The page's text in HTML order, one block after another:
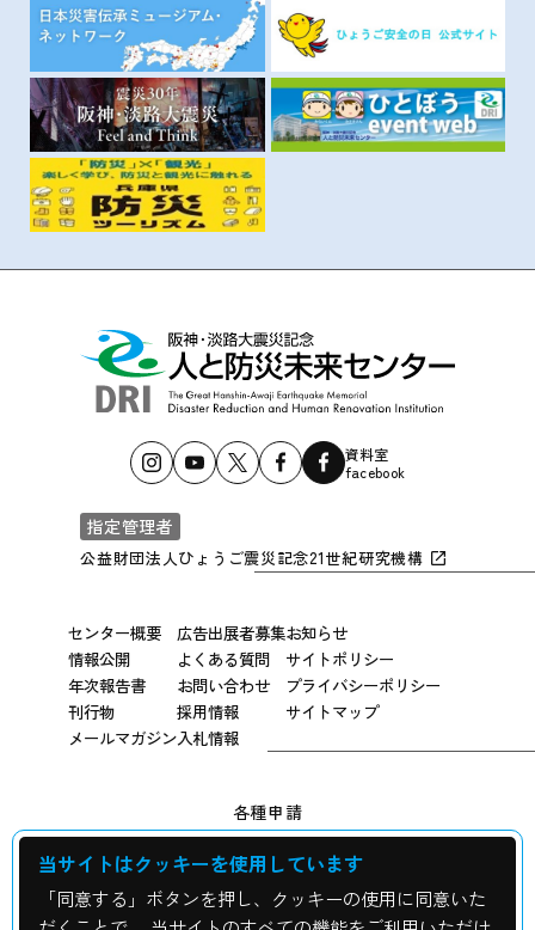
資料室
facebook
指定管理者
公益財団法人ひょうご震災記念21世紀研究機構
センター概要
情報公開
年次報告書
刊行物
メールマガジン
広告出展者募集
よくある質問
お問い合わせ
採用情報
入札情報
お知らせ
サイトポリシー
プライバシーポリシー
サイトマップ
各種申請
広報用写真申し込み
震災資料の貸出について
当サイトはクッキーを使用しています
「同意する」ボタンを押し、クッキーの使用に同意いた